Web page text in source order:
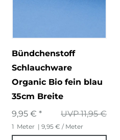
Bündchenstoff
Schlauchware
Organic Bio fein blau
35cm Breite
UVP 11,95 €
9,95 € *
1 Meter | 9,95 € / Meter